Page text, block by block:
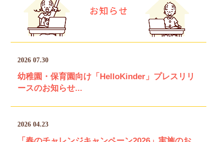
2026 07.30
幼稚園・保育園向け「HelloKinder」プレスリリ
ースのお知らせ...
2026 04.23